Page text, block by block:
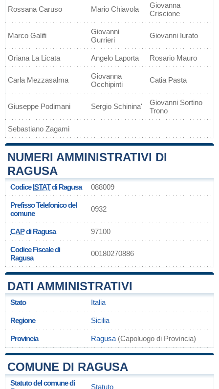
Rossana Caruso Mario Chiavola
Giovanna
Criscione
Marco Galifi
Giovanni
Gurrieri
Giovanni Iurato
Oriana La Licata Angelo Laporta Rosario Mauro
Carla Mezzasalma
Giovanna
Occhipinti
Catia Pasta
Giuseppe Podimani Sergio Schinina'
Giovanni Sortino
Trono
Sebastiano Zagami
NUMERI AMMINISTRATIVI DI
RAGUSA
CodiceISTATdi Ragusa 088009
Prefisso Telefonico del
comune
0932
CAPdi Ragusa 97100
Codice Fiscale di
Ragusa
00180270886
DATI AMMINISTRATIVI
Stato Italia
Regione Sicilia
Provincia Ragusa (Capoluogo di Provincia)
COMUNE DI RAGUSA
Statuto del comune di
Statuto